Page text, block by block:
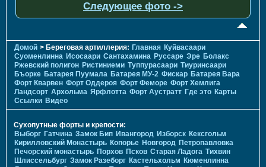
Следующее фото ->
Домой > Береговая артиллерия: Главная Куйвасаари
Суоменлиннa Исосаари Сантахамина Руссаре Эре Болакс
Ржевский полигон Ристиниеми Туппурасаари Тиуринсаари
Бъорке Батарея Пуумала Батарея МУ-2 Фискар Батарея Вара
Форт Кварвен Форт Оддероя Форт Феморе Форт Хемлига
Ландсорт Архольма Ярфлотта Форт Аустратт Где это Карты
Ссылки Видео
Сухопутные форты и крепости:
Выборг Гатчина Замок Бип Ивангород Изборск Кексгольм
Кирилловский Монастырь Копорье Новгород Петропавловка
Печорcкий монастырь Порхов Псков Старая Ладога Тихвин
Шлиссельбург Замок Разеборг Кастельхольм Кюменлинна